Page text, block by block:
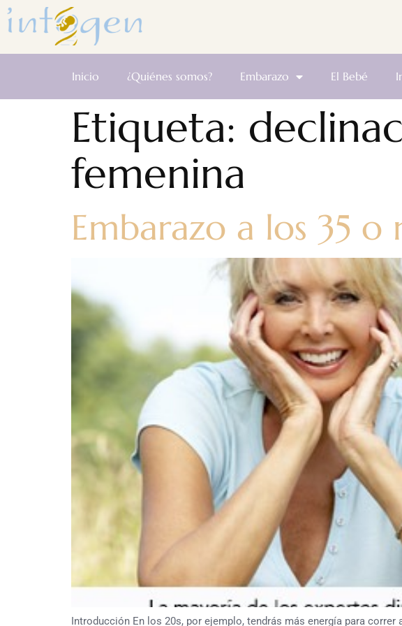
Inicio ¿Quiénes somos? Embarazo El Bebé
Etiqueta:
femenina
Embarazo a los 35 o
Introducción En los 20s, por ejemplo, tendrás más energía para